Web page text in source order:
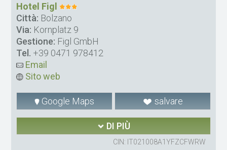
Hotel Figl
Città: Bolzano
Via: Kornplatz 9
Gestione: Figl GmbH
Tel. +39 0471 978412
Email
Sito web
Google Maps salvare
DI PIÙ
CIN: IT021008A1YFZCFWRW